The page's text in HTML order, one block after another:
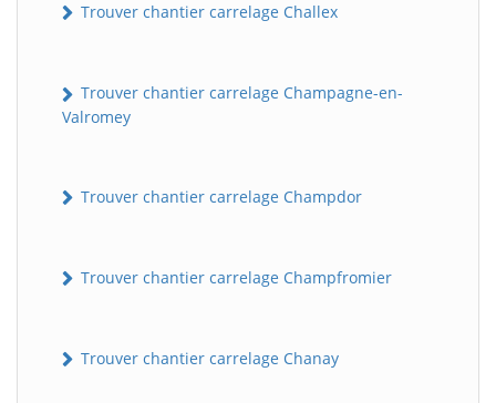
Trouver chantier carrelage Challex
Trouver chantier carrelage Champagne-en-
Valromey
Trouver chantier carrelage Champdor
Trouver chantier carrelage Champfromier
Trouver chantier carrelage Chanay